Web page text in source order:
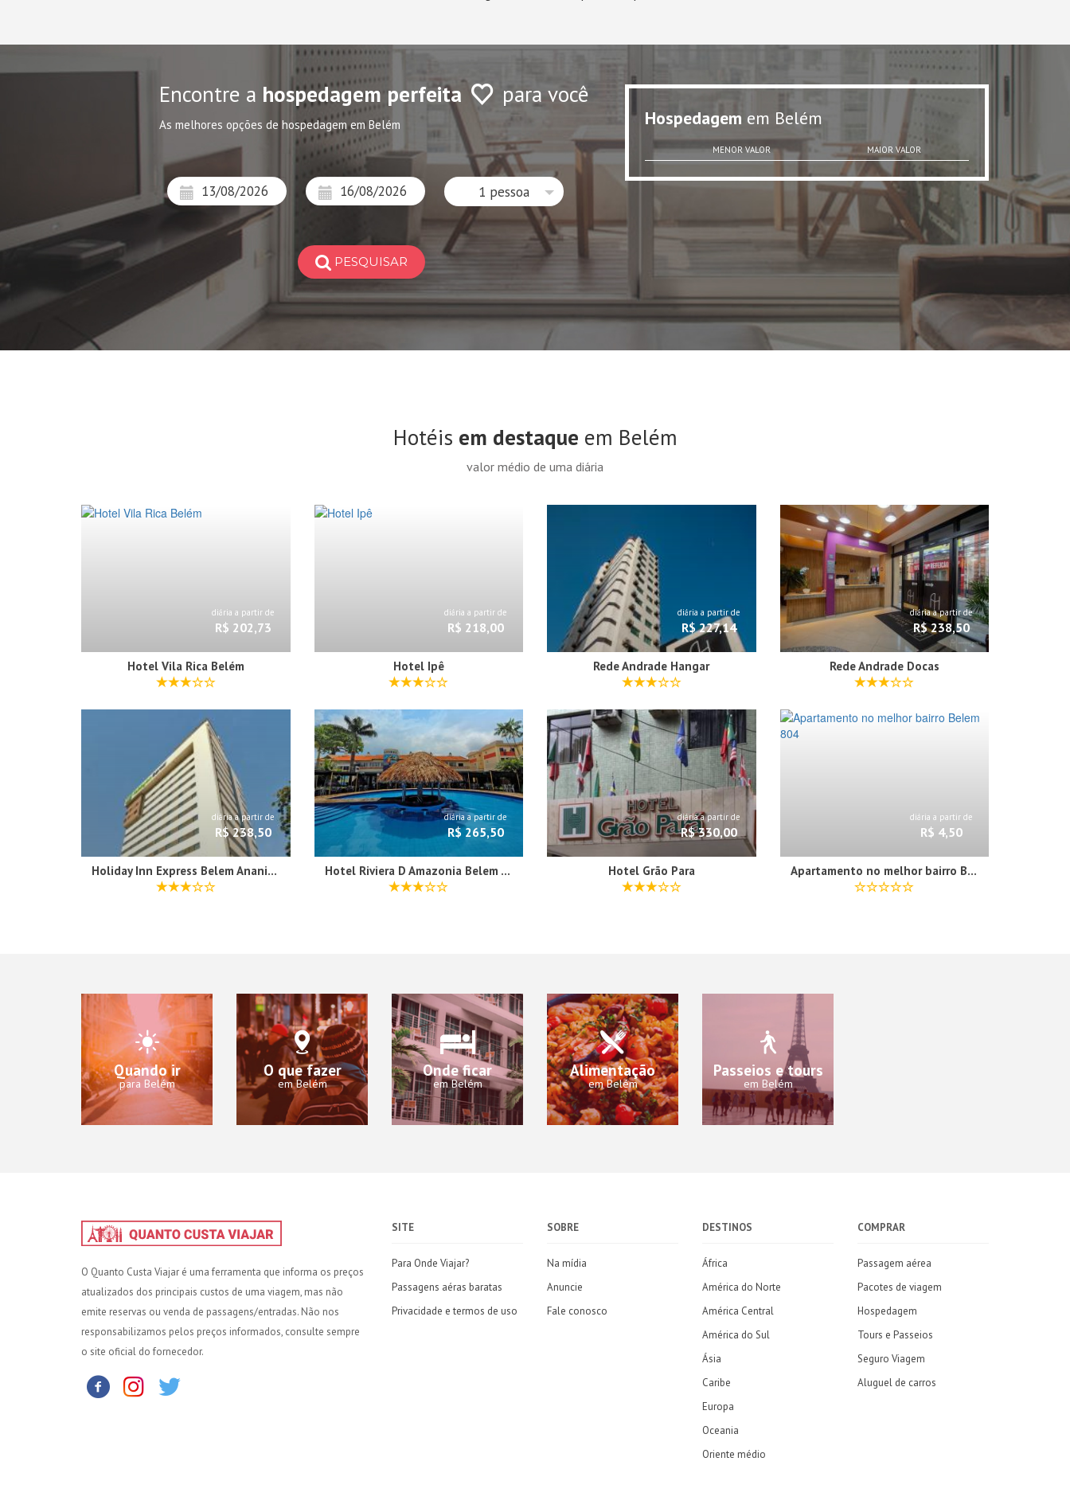
Encontre a hospedagem perfeita para você
As melhores opções de hospedagem em Belém
1 pessoa
PESQUISAR
Hospedagem em Belém
MENOR VALOR MAIOR VALOR
Hotéis em destaque em Belém
valor médio de uma diária
diária a partir de
R$ 202,73
Hotel Vila Rica Belém
diária a partir de
R$ 218,00
Hotel Ipê
diária a partir de
R$ 227,14
Rede Andrade Hangar
diária a partir de
R$ 238,50
Rede Andrade Docas
diária a partir de
R$ 238,50
Holiday Inn Express Belem Ananindeua by IHG
diária a partir de
R$ 265,50
Hotel Riviera D Amazonia Belem Ananindeua
diária a partir de
R$ 330,00
Hotel Grão Para
diária a partir de
R$ 4,50
Apartamento no melhor bairro Belem 804
Quando ir
para Belém
O que fazer
em Belém
Onde ficar
em Belém
Alimentação
em Belém
Passeios e tours
em Belém
O Quanto Custa Viajar é uma ferramenta que informa os preços
atualizados dos principais custos de uma viagem, mas não
emite reservas ou venda de passagens/entradas. Não nos
responsabilizamos pelos preços informados, consulte sempre
o site oficial do fornecedor.
SITE
Para Onde Viajar?
Passagens aéras baratas
Privacidade e termos de uso
SOBRE
Na mídia
Anuncie
Fale conosco
DESTINOS
África
América do Norte
América Central
América do Sul
Ásia
Caribe
Europa
Oceania
Oriente médio
COMPRAR
Passagem aérea
Pacotes de viagem
Hospedagem
Tours e Passeios
Seguro Viagem
Aluguel de carros